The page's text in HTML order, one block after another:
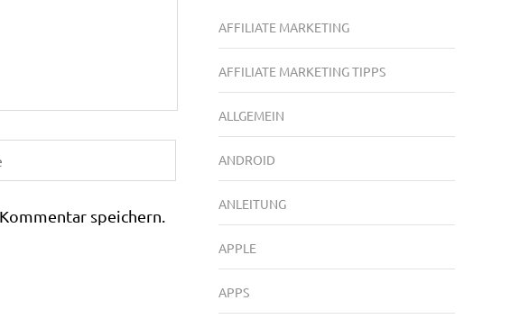
speichern.
AFFILIATE MARKETING
AFFILIATE MARKETING TIPPS
ALLGEMEIN
ANDROID
ANLEITUNG
APPLE
APPS